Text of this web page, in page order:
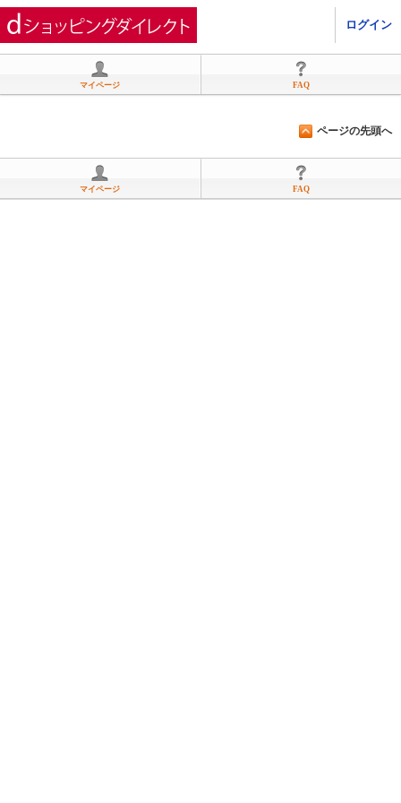
ログイン
マイページ FAQ
ページの先頭へ
マイページ FAQ